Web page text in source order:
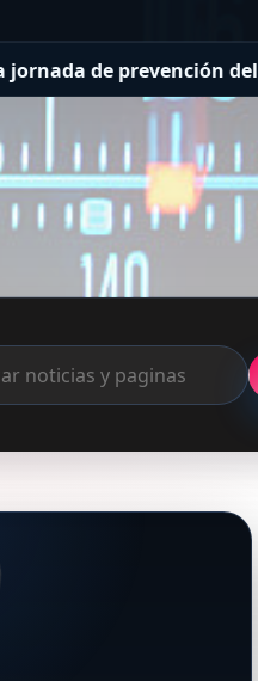
de prevención del